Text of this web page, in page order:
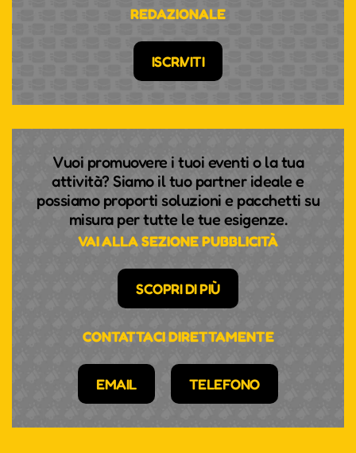
REDAZIONALE
ISCRIVITI
Vuoi promuovere i tuoi eventi o la tua
attività? Siamo il tuo partner ideale e
possiamo proporti soluzioni e pacchetti su
misura per tutte le tue esigenze.
VAI ALLA SEZIONE PUBBLICITÀ
SCOPRI DI PIÙ
CONTATTACI DIRETTAMENTE
EMAIL TELEFONO